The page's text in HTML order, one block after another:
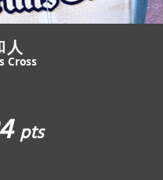
人
Cross
pts